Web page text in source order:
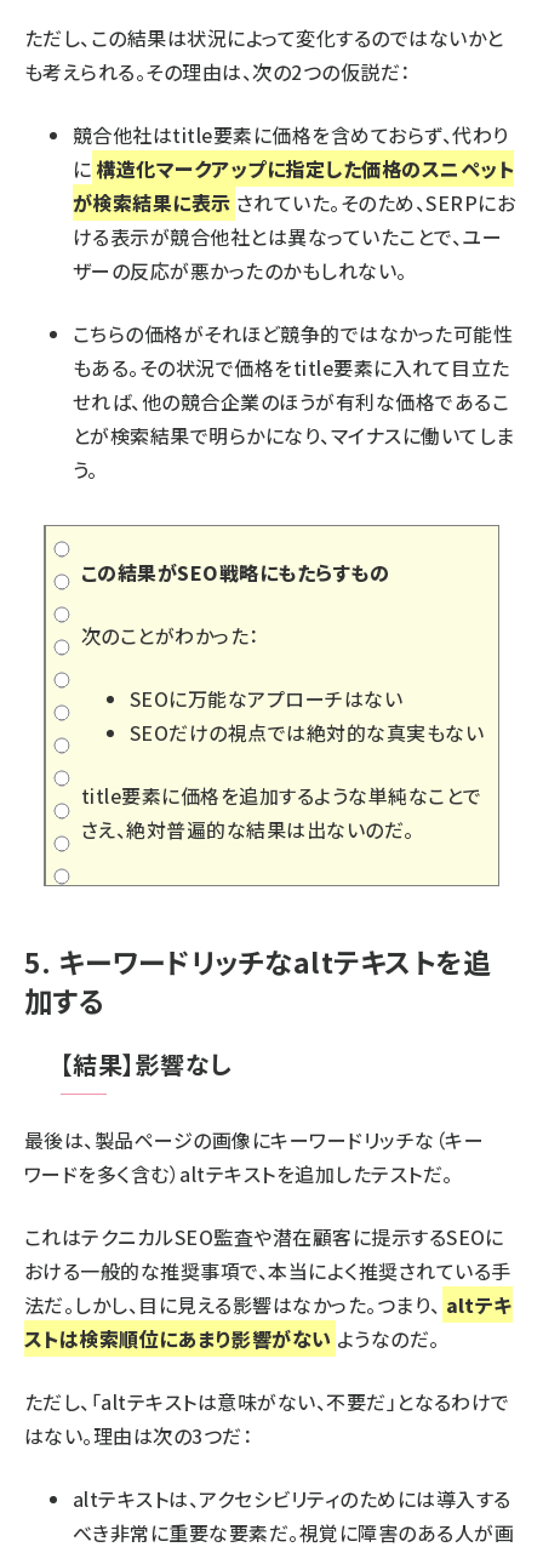
ただし、この結果は状況によって変化するのではないかと
も考えられる。その理由は、次の2つの仮説だ：
競合他社はtitle要素に価格を含めておらず、代わり
に 構造化マークアップに指定した価格のスニペット
が検索結果に表示 されていた。そのため、SERPにお
ける表示が競合他社とは異なっていたことで、ユー
ザーの反応が悪かったのかもしれない。
こちらの価格がそれほど競争的ではなかった可能性
もある。その状況で価格をtitle要素に入れて目立た
せれば、他の競合企業のほうが有利な価格であるこ
とが検索結果で明らかになり、マイナスに働いてしま
う。
この結果がSEO戦略にもたらすもの
次のことがわかった：
SEOに万能なアプローチはない
SEOだけの視点では絶対的な真実もない
title要素に価格を追加するような単純なことで
さえ、絶対普遍的な結果は出ないのだ。
5. キーワードリッチなaltテキストを追
加する
【結果】影響なし
最後は、製品ページの画像にキーワードリッチな（キー
ワードを多く含む）altテキストを追加したテストだ。
これはテクニカルSEO監査や潜在顧客に提示するSEOに
おける一般的な推奨事項で、本当によく推奨されている手
法だ。しかし、目に見える影響はなかった。つまり、 altテキ
ストは検索順位にあまり影響がない ようなのだ。
ただし、「altテキストは意味がない、不要だ」となるわけで
はない。理由は次の3つだ：
altテキストは、アクセシビリティのためには導入する
べき非常に重要な要素だ。視覚に障害のある人が画